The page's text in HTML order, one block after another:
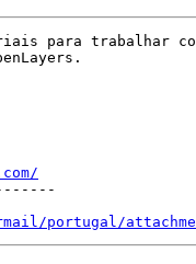
para trabalhar
portugal/